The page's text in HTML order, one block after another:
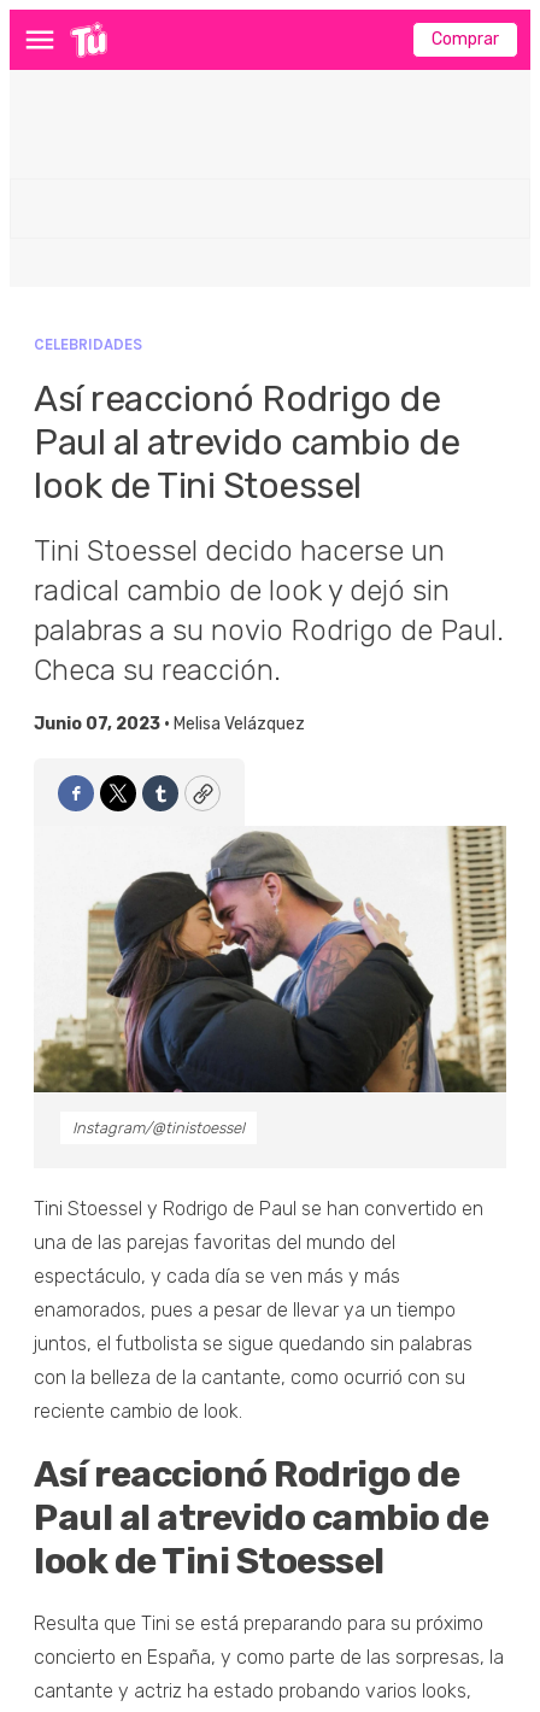
Menú Comprar
CELEBRIDADES
Así reaccionó Rodrigo de
Paul al atrevido cambio de
look de Tini Stoessel
Tini Stoessel decido hacerse un
radical cambio de look y dejó sin
palabras a su novio Rodrigo de Paul.
Checa su reacción.
Junio 07, 2023 • Melisa Velázquez
Facebook
TwitterTumblrCopy
Instagram/@tinistoessel
Tini Stoessel y Rodrigo de Paul se han convertido en
una de las parejas favoritas del mundo del
espectáculo, y cada día se ven más y más
enamorados, pues a pesar de llevar ya un tiempo
juntos, el futbolista se sigue quedando sin palabras
con la belleza de la cantante, como ocurrió con su
reciente cambio de look.
Así reaccionó Rodrigo de
Paul al atrevido cambio de
look de Tini Stoessel
Resulta que Tini se está preparando para su próximo
concierto en España, y como parte de las sorpresas, la
cantante y actriz ha estado probando varios looks,